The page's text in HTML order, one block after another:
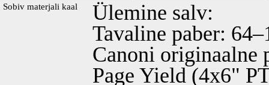
Sobiv materjali kaal
Ülemine salv:
Tavaline paber:
Canoni originaalne
Page Yield (4x6"